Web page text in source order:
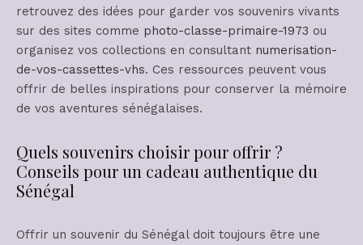
retrouvez des idées pour garder vos souvenirs vivants
sur des sites comme photo-classe-primaire-1973 ou
organisez vos collections en consultant numerisation-
de-vos-cassettes-vhs. Ces ressources peuvent vous
offrir de belles inspirations pour conserver la mémoire
de vos aventures sénégalaises.
Quels souvenirs choisir pour offrir ?
Conseils pour un cadeau authentique du
Sénégal
Offrir un souvenir du Sénégal doit toujours être une